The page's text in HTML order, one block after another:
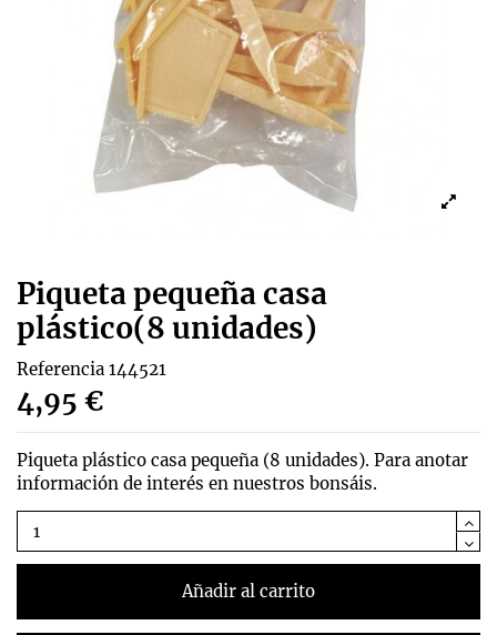
Piqueta pequeña casa
plástico(8 unidades)
Referencia 144521
4,95 €
Piqueta plástico casa pequeña (8 unidades). Para anotar
información de interés en nuestros bonsáis.
Añadir al carrito